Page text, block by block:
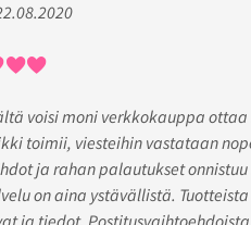
voisi moni verkkokauppa
toimii, viesteihin vastataan
ja rahan palautukset onnistuu
on aina ystävällistä.
ja tiedot.